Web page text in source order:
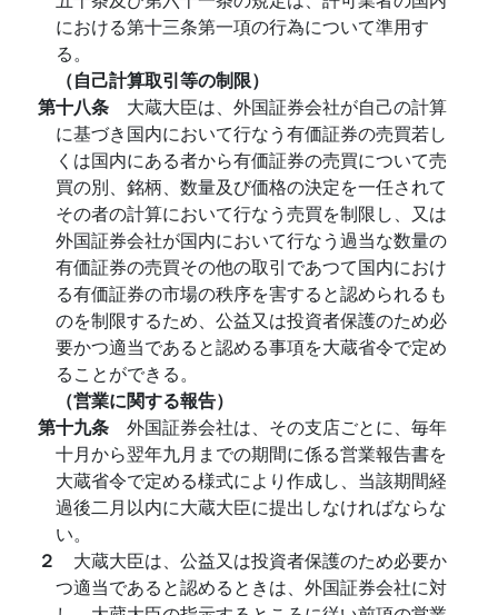
における第十三条第一項の行為について準用す
る。
（自己計算取引等の制限）
第十八条 大蔵大臣は、外国証券会社が自己の計算
に基づき国内において行なう有価証券の売買若し
くは国内にある者から有価証券の売買について売
買の別、銘柄、数量及び価格の決定を一任されて
その者の計算において行なう売買を制限し、又は
外国証券会社が国内において行なう過当な数量の
有価証券の売買その他の取引であつて国内におけ
る有価証券の市場の秩序を害すると認められるも
のを制限するため、公益又は投資者保護のため必
要かつ適当であると認める事項を大蔵省令で定め
ることができる。
（営業に関する報告）
第十九条 外国証券会社は、その支店ごとに、毎年
十月から翌年九月までの期間に係る営業報告書を
大蔵省令で定める様式により作成し、当該期間経
過後二月以内に大蔵大臣に提出しなければならな
い。
２ 大蔵大臣は、公益又は投資者保護のため必要か
つ適当であると認めるときは、外国証券会社に対